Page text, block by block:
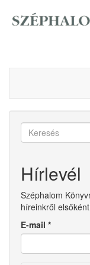
Keresés
Hírlevél
Széphalom
híreinkről
E-mail *